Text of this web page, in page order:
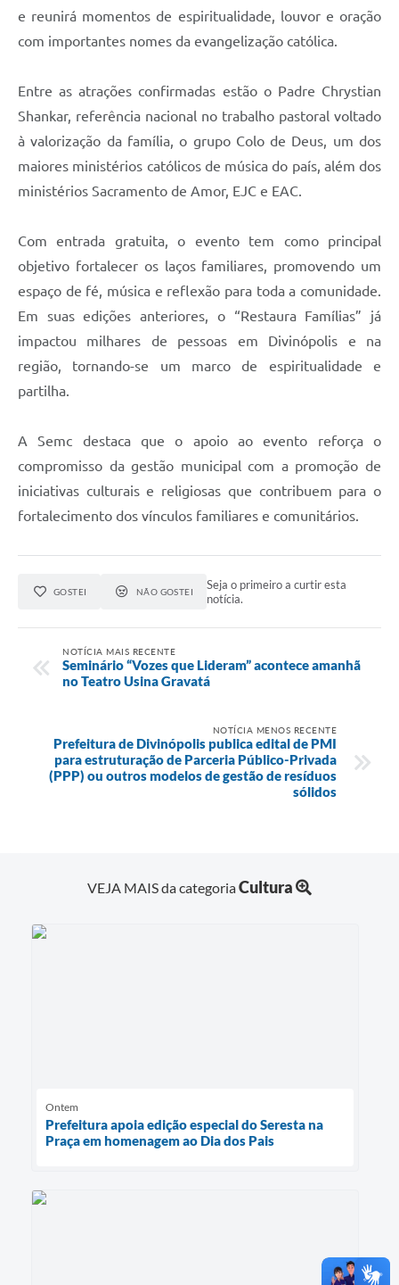
e reunirá momentos de espiritualidade, louvor e oração
com importantes nomes da evangelização católica.
Entre as atrações confirmadas estão o Padre Chrystian
Shankar, referência nacional no trabalho pastoral voltado
à valorização da família, o grupo Colo de Deus, um dos
maiores ministérios católicos de música do país, além dos
ministérios Sacramento de Amor, EJC e EAC.
Com entrada gratuita, o evento tem como principal
objetivo fortalecer os laços familiares, promovendo um
espaço de fé, música e reflexão para toda a comunidade.
Em suas edições anteriores, o “Restaura Famílias” já
impactou milhares de pessoas em Divinópolis e na
região, tornando-se um marco de espiritualidade e
partilha.
A Semc destaca que o apoio ao evento reforça o
compromisso da gestão municipal com a promoção de
iniciativas culturais e religiosas que contribuem para o
fortalecimento dos vínculos familiares e comunitários.
GOSTEI NÃO GOSTEI
Seja o primeiro a curtir esta
notícia.
NOTÍCIA MAIS RECENTE
Seminário “Vozes que Lideram” acontece amanhã
no Teatro Usina Gravatá
NOTÍCIA MENOS RECENTE
Prefeitura de Divinópolis publica edital de PMI
para estruturação de Parceria Público-Privada
(PPP) ou outros modelos de gestão de resíduos
sólidos
VEJA MAIS da categoriaCultura
Ontem
Prefeitura apoia edição especial do Seresta na
Praça em homenagem ao Dia dos Pais